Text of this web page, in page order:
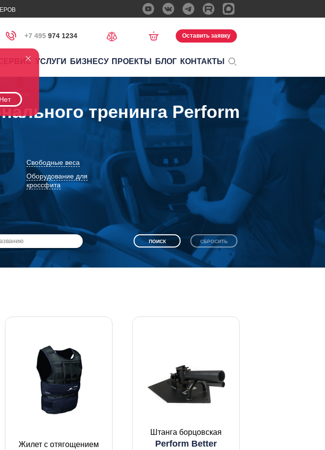
Нет
+7 495 974 1234 Оставить заявку
СЕРВИС УСЛУГИ БИЗНЕСУ ПРОЕКТЫ БЛОГ КОНТАКТЫ
тренинга Perform
Свободные веса
Оборудование для
кроссфита
Жилет с отягощением
Штанга борцовская
Perform Better